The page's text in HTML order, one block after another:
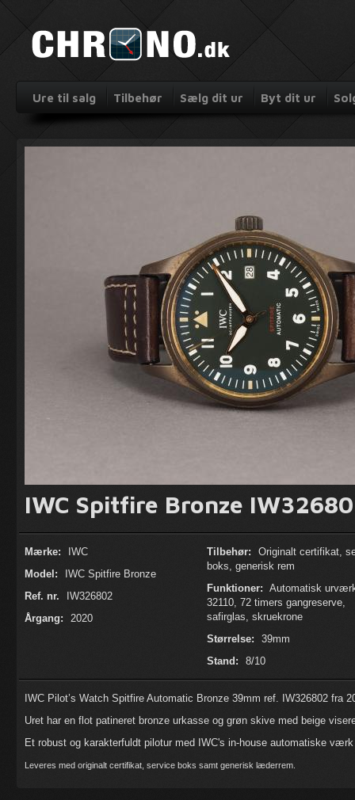
Ure til salg Tilbehør Sælg dit ur Byt dit ur
IWC Spitfire Bronze
Mærke:
IWC
Model:
IWC Spitfire Bronze
Ref. nr.
IW326802
Årgang:
2020
Tilbehør:
Originalt certifikat,
boks, generisk rem
Funktioner: Automatisk
32110, 72 timers gangreserve,
safirglas, skruekrone
Størrelse:
39mm
Stand:
8/10
IWC Pilot’s Watch Spitfire Automatic Bronze 39mm ref. IW326802 fra
Uret har en flot patineret bronze urkasse og grøn skive med beige
Et robust og karakterfuldt pilotur med IWC's in-house automatiske
Leveres med originalt certifikat, service boks samt generisk læderrem.